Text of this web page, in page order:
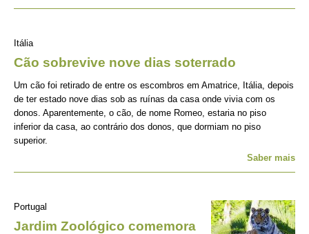
Itália
Cão sobrevive nove dias soterrado
Um cão foi retirado de entre os escombros em Amatrice, Itália, depois
de ter estado nove dias sob as ruínas da casa onde vivia com os
donos. Aparentemente, o cão, de nome Romeo, estaria no piso
inferior da casa, ao contrário dos donos, que dormiam no piso
superior.
Saber mais
Portugal
Jardim Zoológico comemora